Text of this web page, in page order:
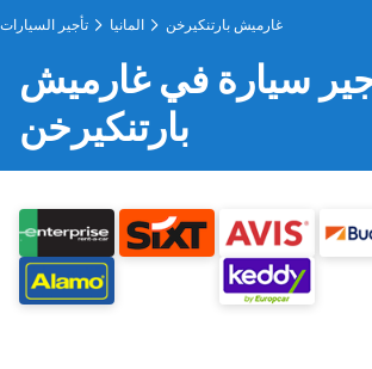
تأجير السيارات المانيا غارميش بارتنكيرخن
سيارة في غارميش
بارتنكيرخن